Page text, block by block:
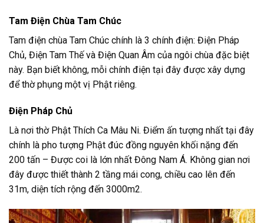
Tam Điện Chùa Tam Chúc
Tam điện chùa Tam Chúc chính là 3 chính điện: Điện Pháp
Chủ, Điện Tam Thế và Điện Quan Âm của ngôi chùa đặc biệt
này. Bạn biết không, mỗi chính điện tại đây được xây dựng
để thờ phụng một vị Phật riêng.
Điện Pháp Chủ
Là nơi thờ Phật Thích Ca Mâu Ni. Điểm ấn tượng nhất tại đây
chính là pho tượng Phật đúc đồng nguyên khối nặng đến
200 tấn – Được coi là lớn nhất Đông Nam Á. Không gian nơi
đây được thiết thành 2 tầng mái cong, chiều cao lên đến
31m, diện tích rộng đến 3000m2.